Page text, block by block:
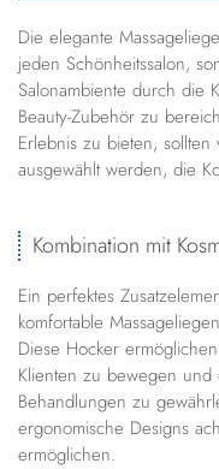
Die elegante
jeden Schönheitssalon,
Salonambiente durch die
Beauty-Zubehör zu
Erlebnis zu bieten,
ausgewählt werden, die
Kombination mit
Ein perfektes
komfortable
Diese Hocker
Klienten zu bewegen
Behandlungen zu
ergonomische Designs
ermöglichen.